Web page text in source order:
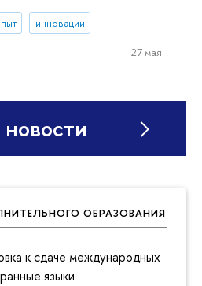
ОБРАЗОВАНИЯ
к сдаче международных
языки
инновации
27 мая